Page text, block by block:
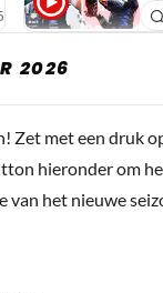
2026
Zet met een druk
hieronder om
van het nieuwe